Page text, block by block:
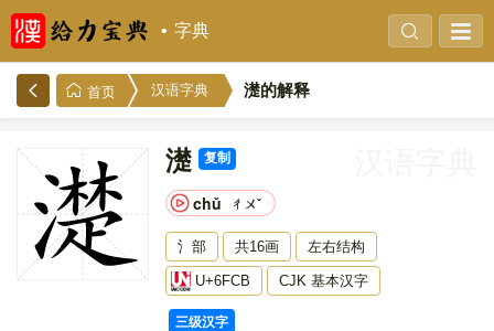
字典
首页 汉语字典 濋的解释
濋 复制
chǔ ㄔㄨˇ
氵部 共16画 左右结构
U+6FCB CJK 基本汉字
三级汉字